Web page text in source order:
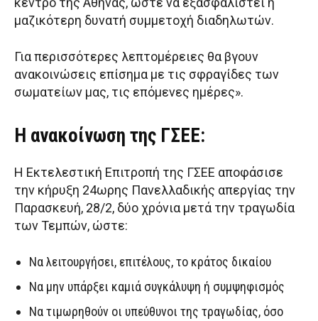
μαζικότερη δυνατή συμμετοχή διαδηλωτών.
Για περισσότερες λεπτομέρειες θα βγουν
ανακοινώσεις επίσημα με τις σφραγίδες των
σωματείων μας, τις επόμενες ημέρες».
Η ανακοίνωση της ΓΣΕΕ:
Η Εκτελεστική Επιτροπή της ΓΣΕΕ αποφάσισε
την κήρυξη 24ωρης Πανελλαδικής απεργίας την
Παρασκευή, 28/2, δύο χρόνια μετά την τραγωδία
των Τεμπών, ώστε:
Να λειτουργήσει, επιτέλους, το κράτος δικαίου
Να μην υπάρξει καμιά συγκάλυψη ή συμψηφισμός
Να τιμωρηθούν οι υπεύθυνοι της τραγωδίας, όσο